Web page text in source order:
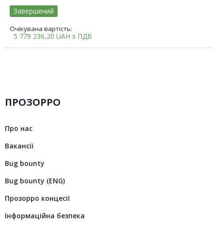
Очікувана вартість:
5 779 236,20 UAH з ПДВ
Завершений
ПРОЗОРРО
Про нас
Вакансії
Bug bounty
Bug bounty (ENG)
Прозорро концесії
Інформаційна безпека